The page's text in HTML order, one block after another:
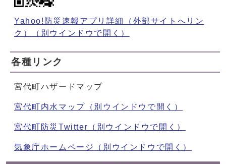
Yahoo!防災速報アプリ詳細（外部サイトへリン
ク）
（別ウインドウで開く）
各種リンク
宮代町ハザードマップ
宮代町内水マップ （別ウインドウで開く）
宮代町防災Twitter （別ウインドウで開く）
気象庁ホームページ （別ウインドウで開く）